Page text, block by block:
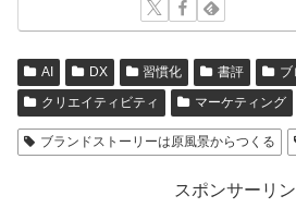
AI DX 習慣化 書評 ブ
クリエイティビティ
マーケティング
ブランドストーリーは原風景からつくる
スポンサーリ